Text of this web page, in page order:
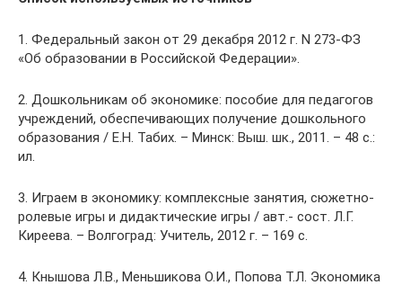
1. Федеральный закон от 29 декабря 2012 г. N 273-ФЗ
«Об образовании в Российской Федерации».
2. Дошкольникам об экономике: пособие для педагогов
учреждений, обеспечивающих получение дошкольного
образования / Е.Н. Табих. – Минск: Выш. шк., 2011. – 48 с.:
ил.
3. Играем в экономику: комплексные занятия, сюжетно-
ролевые игры и дидактические игры / авт.- сост. Л.Г.
Киреева. – Волгоград: Учитель, 2012 г. – 169 с.
4. Кнышова Л.В., Меньшикова О.И., Попова Т.Л. Экономика